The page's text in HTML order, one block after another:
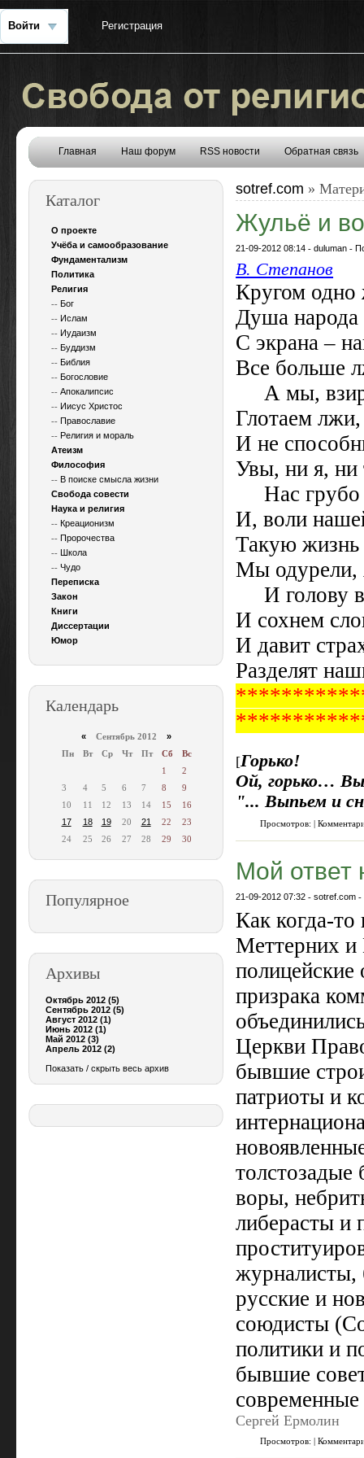
Войти Регистрация
Главная Наш форум RSS новости Обратная связь
Каталог
О проекте
Учёба и самообразование
Фундаментализм
Политика
Религия
-- Бог
-- Ислам
-- Иудаизм
-- Буддизм
-- Библия
-- Богословие
--Апокалипсис
-- Иисус Христос
--Православие
-- Религия и мораль
Атеизм
Философия
-- В поиске смысла жизни
Свобода совести
Наука и религия
-- Креационизм
--Пророчества
-- Школа
--Чудо
Переписка
Закон
Книги
Диссертации
Юмор
Календарь
« Сентябрь 2012»
Пн
Вт Ср Чт Пт Сб
Вс
1
2
3
4 5 6 7 8
9
10
11 12 13 14 15
16
17
18 19 20 21 22
23
24
25 26 27 28 29 30
Популярное
Архивы
Октябрь 2012 (5)
Сентябрь 2012 (5)
Август 2012 (1)
Июнь 2012 (1)
Май 2012 (3)
Апрель 2012 (2)
Показать / скрыть весь архив
sotref.com »
Жульё и
21-09-2012 08:14 -duluman -
В. Степанов
Кругом одно
Душа
С экрана –
Все больше
А мы,
Глотаем
И не
Увы, ни я, ни
Нас грубо
И, воли
Такую жизнь
Мы одурели,
И голову
И сохнем
И давит
Разделят
[Горько!
Ой, горько…
"... Выпьем и
Просмотров: |
Мой ответ
21-09-2012 07:32 -sotref.com -
Как когда-
Меттерних и
полицейские
призрака
Церкви
бывшие
патриоты и
воры,
либерасты и
журналисты,
русские и
союдисты
политики и
бывшие
современные
Cергей Ермолин
Просмотров: |